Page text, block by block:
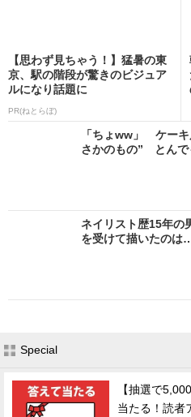
【思わず見ちゃう！】猛暑の東
京、駅の階段が驚きのビジュア
ルになり話題に
PR(ねとらぼ)
「ちょww」 ケーキ
さかのもの” とんで
ネイリスト歴15年の
を受けて描いたの
Special
【抽選で
当たる！読者